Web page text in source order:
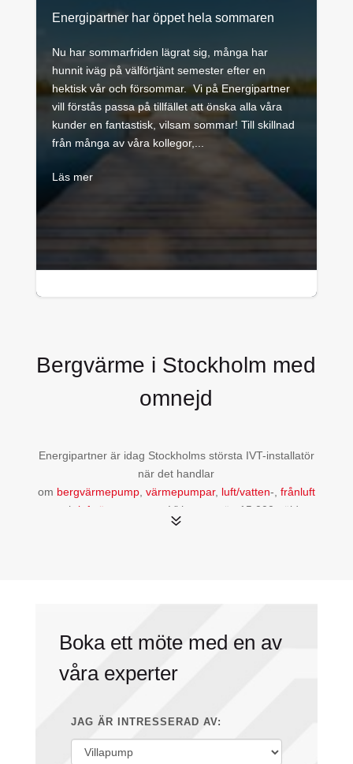
Energipartner har öppet hela sommaren
Nu har sommarfriden lägrat sig, många har
hunnit iväg på välförtjänt semester efter en
hektisk vår och försommar. Vi på Energipartner
vill förstås passa på tillfället att önska alla våra
kunder en fantastisk, vilsam sommar! Till skillnad
från många av våra kollegor,...
Läs mer
Bergvärme i Stockholm med
omnejd
Energipartner är idag Stockholms största IVT-installatör
när det handlar
om bergvärmepump, värmepumpar, luft/vatten-, frånluft
– och luftvärmepumpar
. Vi har mer än 15 000 nöjda
kunder och 150 års samlad erfarenhet
Installera bergvärme –
ekonomiskt och miljövänligt
7
Boka ett möte med en av
våra experter
JAG ÄR INTRESSERAD AV: